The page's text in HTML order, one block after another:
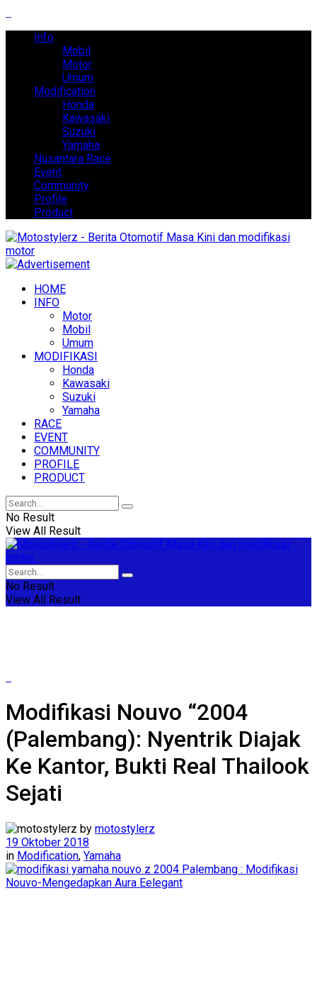
Info
Mobil
Motor
Umum
Modification
Honda
Kawasaki
Suzuki
Yamaha
Nusantara Race
Event
Community
Profile
Product
HOME
INFO
Motor
Mobil
Umum
MODIFIKASI
Honda
Kawasaki
Suzuki
Yamaha
RACE
EVENT
COMMUNITY
PROFILE
PRODUCT
No Result
View All Result
No Result
View All Result
Modifikasi Nouvo “2004
(Palembang): Nyentrik Diajak
Ke Kantor, Bukti Real Thailook
Sejati
by motostylerz
19 Oktober 2018
in Modification, Yamaha